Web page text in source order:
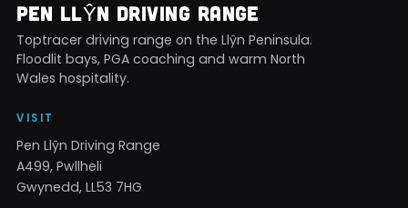
PEN LLŶN DRIVING RANGE
Toptracer driving range on the Llŷn Peninsula.
Floodlit bays, PGA coaching and warm North
Wales hospitality.
VISIT
Pen Llŷn Driving Range
A499, Pwllheli
Gwynedd, LL53 7HG